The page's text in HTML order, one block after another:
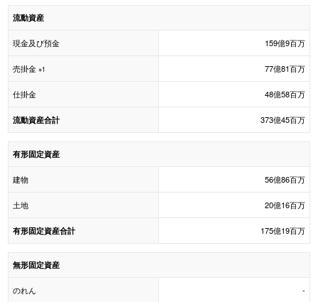
流動資産
現金及び預金 159億9百万
売掛金 ※1 77億81百万
仕掛金 48億58百万
流動資産合計 373億45百万
有形固定資産
建物 56億86百万
土地 20億16百万
有形固定資産合計 175億19百万
無形固定資産
のれん -